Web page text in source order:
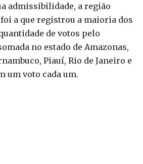
admissibilidade, a região
a que registrou a maioria dos
de votos pelo
no estado de Amazonas,
Piauí, Rio de Janeiro e
um voto cada um.